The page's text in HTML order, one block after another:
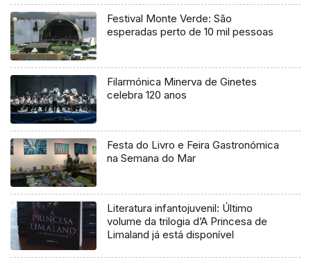
Festival Monte Verde: São
esperadas perto de 10 mil pessoas
Filarmónica Minerva de Ginetes
celebra 120 anos
Festa do Livro e Feira Gastronómica
na Semana do Mar
Literatura infantojuvenil: Último
volume da trilogia d’A Princesa de
Limaland já está disponível